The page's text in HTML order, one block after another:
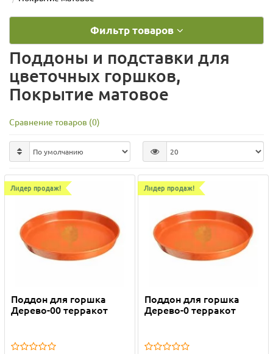
Фильтр товаров
Поддоны и подставки для
цветочных горшков,
Покрытие матовое
Сравнение товаров (0)
Лидер продаж!
Поддон для горшка
Дерево-00 терракот
Лидер продаж!
Поддон для горшка
Дерево-0 терракот